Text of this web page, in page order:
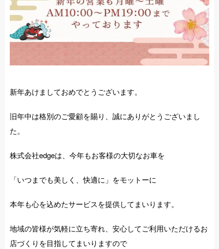
新年あけましておめでとうございます。
旧年中は格別のご愛顧を賜り、誠にありがとうございまし
た。
株式会社edgeは、今年もお客様の大切なお車を
「いつまでも美しく、快適に」をモットーに
本年も心を込めたサービスを提供してまいります。
地域の皆様が気軽に立ち寄れ、安心してご利用いただけるお
店づくりを目指してまいりますので